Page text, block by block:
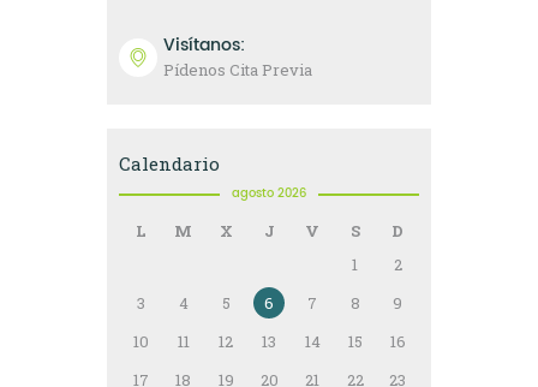
Visítanos:
Pídenos Cita Previa
Calendario
agosto 2026
L M X J V S
D
1
2
3
4 5 6 7 8
9
10
11 12 13 14 15
16
17
18 19 20 21 22
23